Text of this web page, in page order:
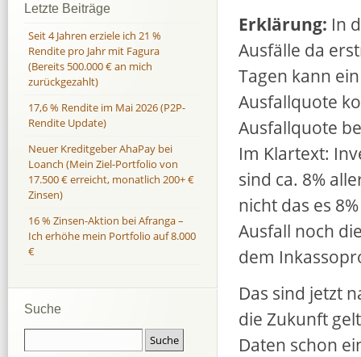
Erklärung: In
Ausfälle da
Tagen kann
Ausfallquote
Ausfallquote
Im Klartext:
sind ca. 8%
nicht das es
Ausfall noch
dem
Das sind jetzt
die Zukunft
Daten schon
Letzte Beiträge
Seit 4 Jahren erziele ich 21 %
Rendite pro Jahr mit Fagura
(Bereits 500.000 € an mich
zurückgezahlt)
17,6 % Rendite im Mai 2026 (P2P-
Rendite Update)
Neuer Kreditgeber AhaPay bei
Loanch (Mein Ziel-Portfolio von
17.500 € erreicht, monatlich 200+ €
Zinsen)
16 % Zinsen-Aktion bei Afranga –
Ich erhöhe mein Portfolio auf 8.000
€
Suche